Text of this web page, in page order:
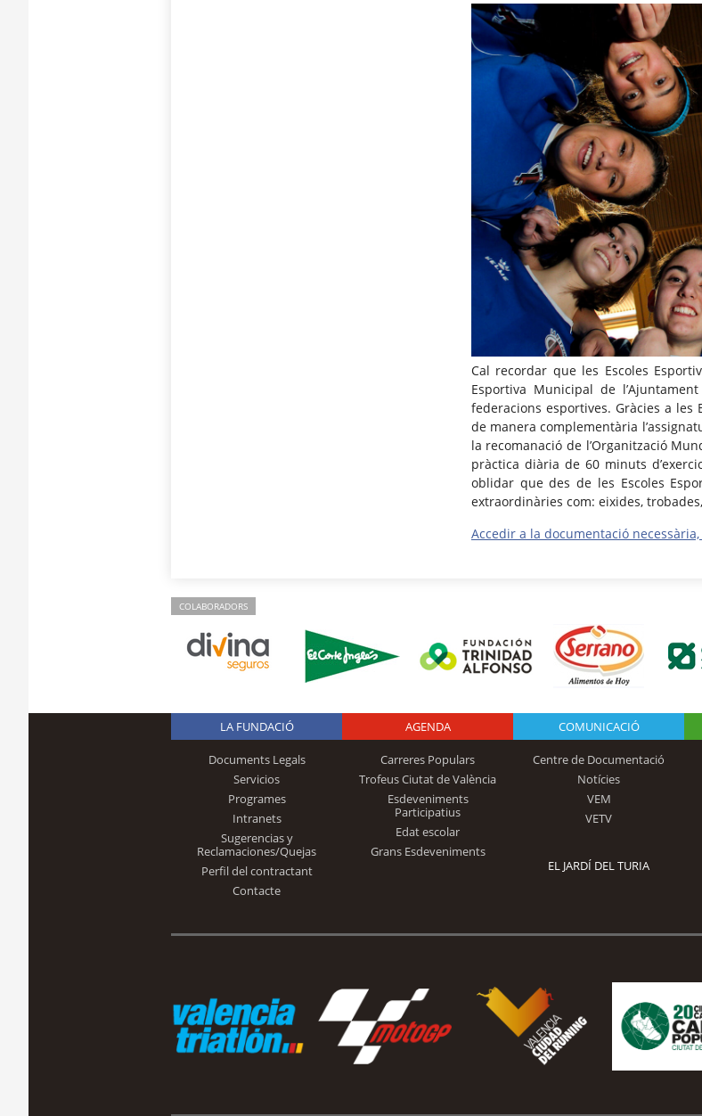
Cal recordar que les Escoles
Esportiva Municipal de
federacions esportives. Gràcies a les
de manera complementària
la recomanació de l’Organització
pràctica diària de 60 minuts
oblidar que des de les Escoles
extraordinàries com: eixides,
Accedir a la documentació
COLABORADORS
Logo Fundación
Trinidad Alfonso
LA FUNDACIÓ
Documents Legals
Servicios
Programes
Intranets
Sugerencias y
Reclamaciones/Quejas
Perfil del contractant
Contacte
AGENDA
Carreres Populars
Trofeus Ciutat de València
Esdeveniments
Participatius
Edat escolar
Grans Esdeveniments
COMUNICACIÓ
Centre de Documentació
Notícies
VEM
VETV
EL JARDÍ DEL TURIA